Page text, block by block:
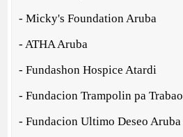
- Micky's Foundation Aruba
- ATHA Aruba
- Fundashon Hospice Atardi
- Fundacion Trampolin pa Trabao
- Fundacion Ultimo Deseo Aruba